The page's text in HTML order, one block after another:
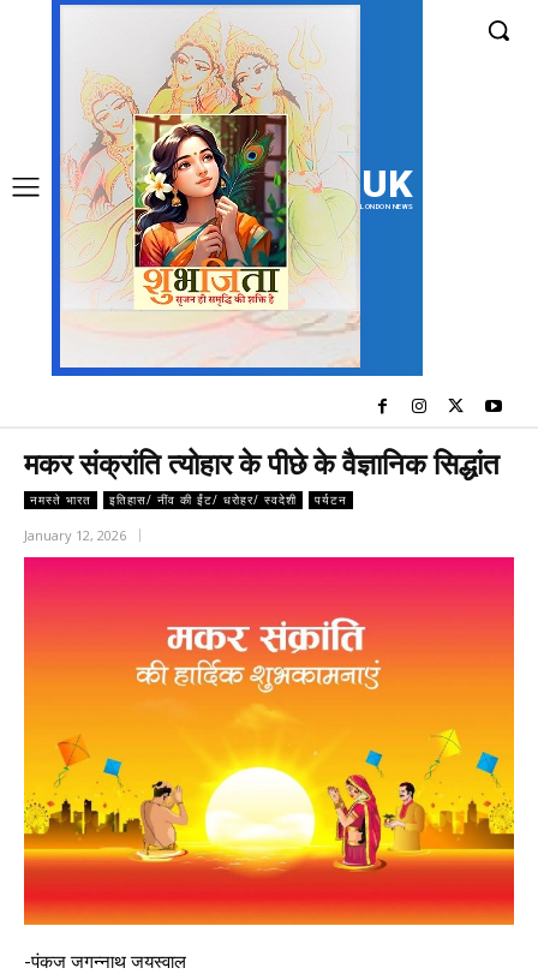
UK
LONDON NEWS
मकर संक्रांति त्योहार के पीछे के वैज्ञानिक सिद्धांत
नमस्ते भारत इतिहास/ नींव की ईंट/ धरोहर/ स्वदेशी पर्यटन
January 12, 2026
-पंकज जगन्नाथ जयस्वाल